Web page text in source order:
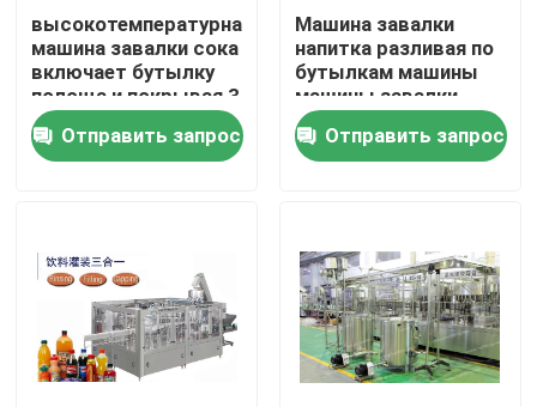
Дом
О нас
Путешествие фабрики
высокотемпературная
машина завалки сока
включает бутылку
полоща и покрывая 3
в 1
Отправить запрос
Машина завалки
напитка разливая по
бутылкам машины
машины завалки
бутылки машины
завалки напитка
5000BPH 0.5L
Отправить запрос